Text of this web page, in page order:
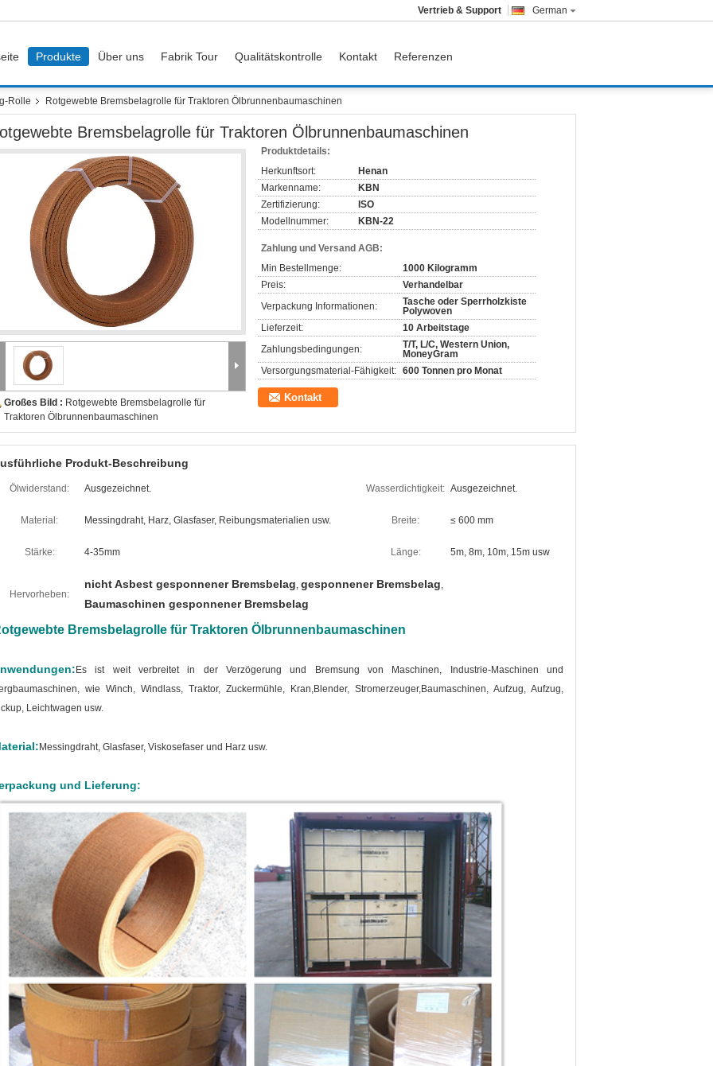
German
Vertrieb & Support
Produkte Über uns Fabrik Tour Qualitätskontrolle Kontakt Referenzen
Rolle Rotgewebte Bremsbelagrolle für Traktoren Ölbrunnenbaumaschinen
Bremsbelagrolle für Traktoren Ölbrunnenbaumaschinen
Großes Bild : Rotgewebte Bremsbelagrolle für
Traktoren Ölbrunnenbaumaschinen
Produktdetails:
Herkunftsort:
Henan
Markenname:
KBN
Zertifizierung:
ISO
Modellnummer:
KBN-22
Zahlung und Versand AGB:
Min Bestellmenge:
1000 Kilogramm
Preis:
Verhandelbar
Verpackung Informationen:
Tasche oder Sperrholzkiste
Polywoven
Lieferzeit:
10 Arbeitstage
Zahlungsbedingungen:
T/T, L/C, Western Union,
MoneyGram
Versorgungsmaterial-Fähigkeit: 600 Tonnen pro Monat
Kontakt
Produkt-Beschreibung
Ölwiderstand: Ausgezeichnet. Wasserdichtigkeit: Ausgezeichnet.
Material: Messingdraht, Harz, Glasfaser, Reibungsmaterialien usw. Breite: ≤ 600 mm
Stärke: 4-35mm Länge: 5m, 8m, 10m, 15m usw
Hervorheben:
nicht Asbest gesponnener Bremsbelag, gesponnener Bremsbelag,
Baumaschinen gesponnener Bremsbelag
Bremsbelagrolle für Traktoren Ölbrunnenbaumaschinen
Es ist weit verbreitet in der Verzögerung und Bremsung von Maschinen, Industrie-Maschinen und
wie Winch, Windlass, Traktor, Zuckermühle, Kran,Blender, Stromerzeuger,Baumaschinen, Aufzug, Aufzug,
Leichtwagen usw.
Messingdraht, Glasfaser, Viskosefaser und Harz usw.
und Lieferung: